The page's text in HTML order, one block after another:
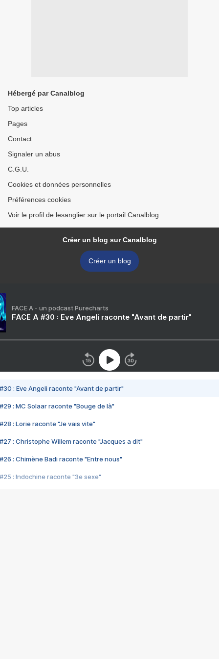
Hébergé par Canalblog
Top articles
Pages
Contact
Signaler un abus
C.G.U.
Cookies et données personnelles
Préférences cookies
Voir le profil de lesanglier sur le portail Canalblog
Créer un blog sur Canalblog
Créer un blog
FACE A - un podcast Purecharts
FACE A #30 : Eve Angeli raconte "Avant de partir"
#30 : Eve Angeli raconte "Avant de partir"
#29 : MC Solaar raconte "Bouge de là"
#28 : Lorie raconte "Je vais vite"
#27 : Christophe Willem raconte "Jacques a dit"
#26 : Chimène Badi raconte "Entre nous"
#25 : Indochine raconte "3e sexe"